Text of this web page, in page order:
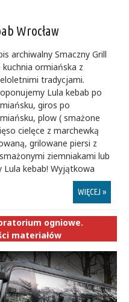
Wrocław
archiwalny Smaczny Grill
ormiańska z
tradycjami.
Lula kebab po
giros po
plow ( smażone
cielęce z marchewką
grilowane piersi z
ziemniakami lub
kebab! Wyjątkowa
WIĘCEJ »
ogniowe.
materiałów